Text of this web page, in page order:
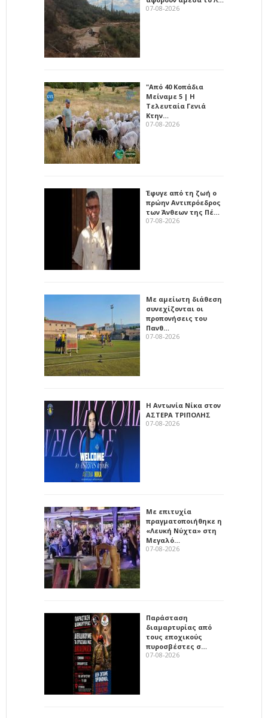
07-08-2026
"Από 40 Κοπάδια
Μείναμε 5 | Η
Τελευταία Γενιά
Κτην…
07-08-2026
Έφυγε από τη ζωή ο
πρώην Αντιπρόεδρος
των Άνθεων της Πέ…
07-08-2026
Με αμείωτη διάθεση
συνεχίζονται οι
προπονήσεις του
Πανθ…
07-08-2026
Η Αντωνία Νίκα στον
ΑΣΤΕΡΑ ΤΡΙΠΟΛΗΣ
07-08-2026
Με επιτυχία
πραγματοποιήθηκε η
«Λευκή Νύχτα» στη
Μεγαλό…
07-08-2026
Παράσταση
διαμαρτυρίας από
τους εποχικούς
πυροσβέστες σ…
07-08-2026